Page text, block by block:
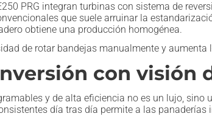
PRG integran turbinas con sistema de
que suele arruinar la
obtiene una producción homogénea.
de rotar bandejas manualmente y aumenta
con visión
y de alta eficiencia no es un lujo,
día tras día permite a las